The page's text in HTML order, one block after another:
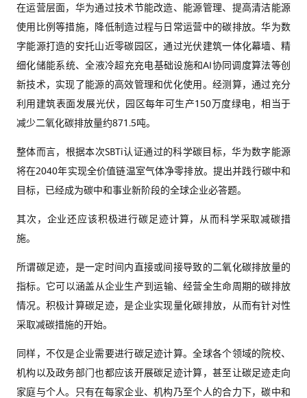
在运营层面，华为通过技术节能改造、能源管理、提高清洁能源
使用比例等措施，降低制造过程与日常运营中的碳排放。华为数
字能源打造的安托山近零碳园区，通过光伏建筑一体化幕墙、精
细化储能系统、全液冷超充充电基础设施和AI协同调度算法等创
新技术，实现了能源的高效管理和优化使用。经测算，通过充分
利用建筑表面发展光伏，园区每年可生产150万度绿电，相当于
减少二氧化碳排放量约871.5吨。
整体而言，根据本次SBTi认证通过的科学碳目标，华为数字能源
将在2040年实现全价值链温室气体净零排放。提出并践行碳中和
目标，已经成为碳中和事业新阶段的全球企业必答题。
其次，企业还应该积极进行碳足迹计算，从而科学采取减碳措
施。
所谓碳足迹，是一定时间内直接或间接导致的二氧化碳排放量的
指标‌。它可以涵盖从企业生产到运输、经营全生命周期的碳排放
情况。积极计算碳足迹，是企业实现量化碳排放，从而有针对性
采取减碳措施的开始。
同样，不仅是企业需要进行碳足迹计算。全球各个领域的院校、
机构以及政务部门也都应该开展碳足迹计算，甚至让碳足迹走向
家庭与个人。只有在每家企业、机构乃至个人的合力下，碳中和